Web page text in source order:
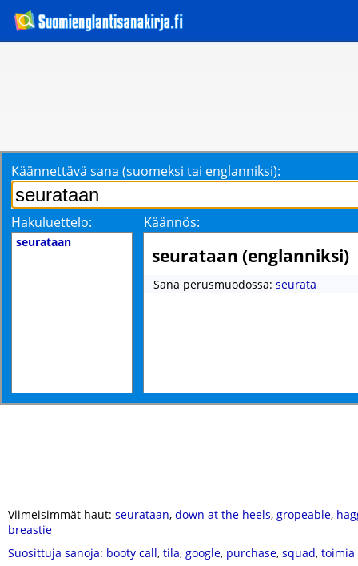
Käännettävä sana (suomeksi tai englanniksi):
Hakuluettelo: Käännös:
seurataan
seurataan (englanniksi)
Sana perusmuodossa: seurata
Viimeisimmät haut: seurataan, down at the heels, gropeable,
breastie
Suosittuja sanoja: booty call, tila, google, purchase, squad, toimia